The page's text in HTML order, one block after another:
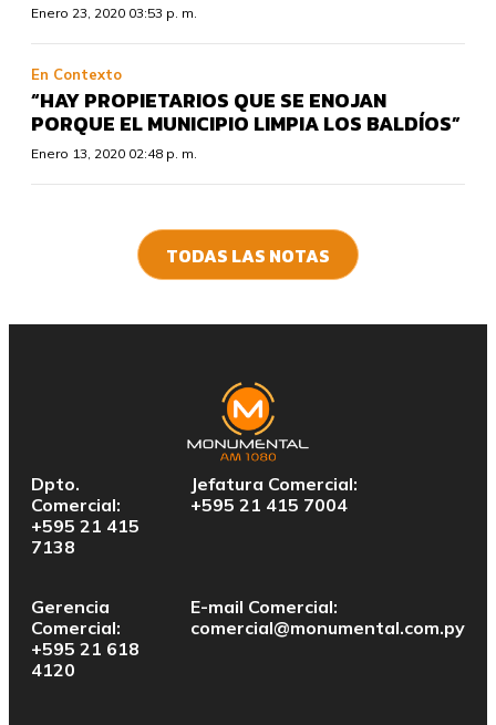
Enero 23, 2020 03:53 p. m.
En Contexto
“HAY PROPIETARIOS QUE SE ENOJAN
PORQUE EL MUNICIPIO LIMPIA LOS BALDÍOS”
Enero 13, 2020 02:48 p. m.
TODAS LAS NOTAS
Dpto.
Comercial:
+595 21 415
7138
Jefatura Comercial:
+595 21 415 7004
Gerencia
Comercial:
+595 21 618
4120
E-mail Comercial:
comercial@monumental.com.py